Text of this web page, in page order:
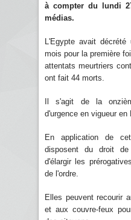
à compter du lundi
médias.
L'Egypte avait
mois pour la première
attentats meurtriers
ont fait 44 morts.
Il s'agit de la
d'urgence en vigueur en
En application de
disposent du droit
d'élargir les
de l'ordre.
Elles peuvent recourir
et aux couvre-feux